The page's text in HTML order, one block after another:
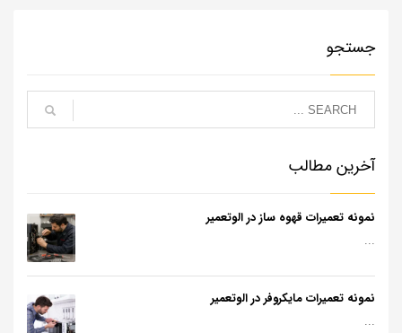
جستجو
آخرین مطالب
نمونه تعمیرات قهوه ساز در الوتعمیر
...
نمونه تعمیرات مایکروفر در الوتعمیر
...